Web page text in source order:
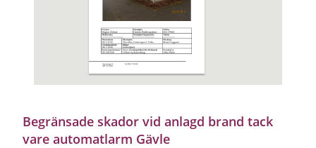
Begränsade skador vid anlagd brand tack
vare automatlarm Gävle